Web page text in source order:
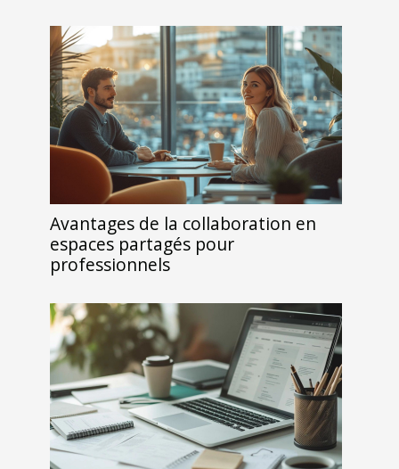
Avantages de la collaboration en
espaces partagés pour
professionnels